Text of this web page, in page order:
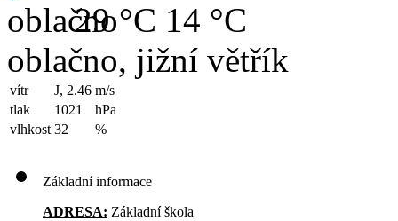
29 °C 14 °C
oblačno, jižní větřík
vítr J, 2.46 m/s
tlak
1021
hPa
vlhkost 32 %
Základní informace
ADRESA: Základní škola